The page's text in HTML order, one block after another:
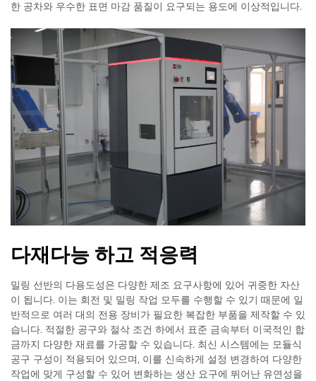
한 공차와 우수한 표면 마감 품질이 요구되는 용도에 이상적입니다.
다재다능 하고 적응력
밀링 선반의 다용도성은 다양한 제조 요구사항에 있어 귀중한 자산
이 됩니다. 이는 회전 및 밀링 작업 모두를 수행할 수 있기 때문에 일
반적으로 여러 대의 전용 장비가 필요한 복잡한 부품을 제작할 수 있
습니다. 적절한 공구와 절삭 조건 하에서 표준 금속부터 이국적인 합
금까지 다양한 재료를 가공할 수 있습니다. 최신 시스템에는 모듈식
공구 구성이 적용되어 있으며, 이를 신속하게 설정 변경하여 다양한
작업에 맞게 구성할 수 있어 변화하는 생산 요구에 뛰어난 유연성을